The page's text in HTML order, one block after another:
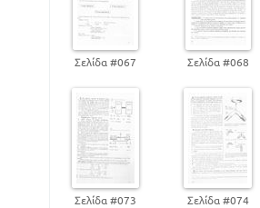
Σελίδα #067 Σελίδα #068
Σελίδα #073 Σελίδα #074